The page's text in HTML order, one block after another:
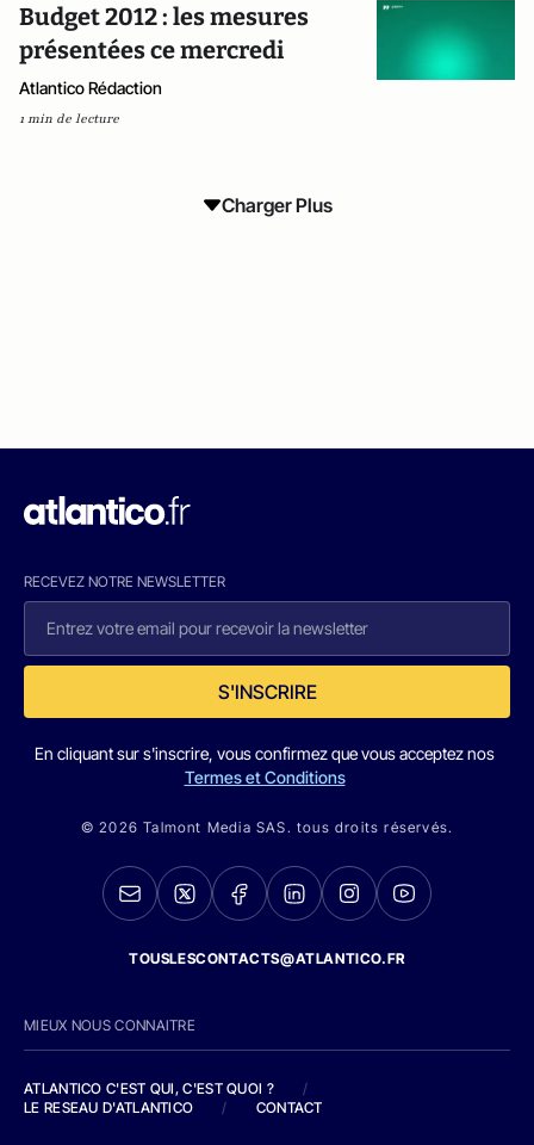
Budget 2012 : les mesures
présentées ce mercredi
Atlantico Rédaction
1 min de lecture
Charger Plus
RECEVEZ NOTRE NEWSLETTER
S'INSCRIRE
En cliquant sur s'inscrire, vous confirmez que vous acceptez nos
Termes et Conditions
© 2026 Talmont Media SAS. tous droits réservés.
TOUSLESCONTACTS@ATLANTICO.FR
MIEUX NOUS CONNAITRE
ATLANTICO C'EST QUI, C'EST QUOI ?
/
LE RESEAU D'ATLANTICO
/ CONTACT